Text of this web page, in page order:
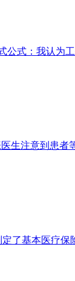
式：我认为
生注意到患者
基本医疗保